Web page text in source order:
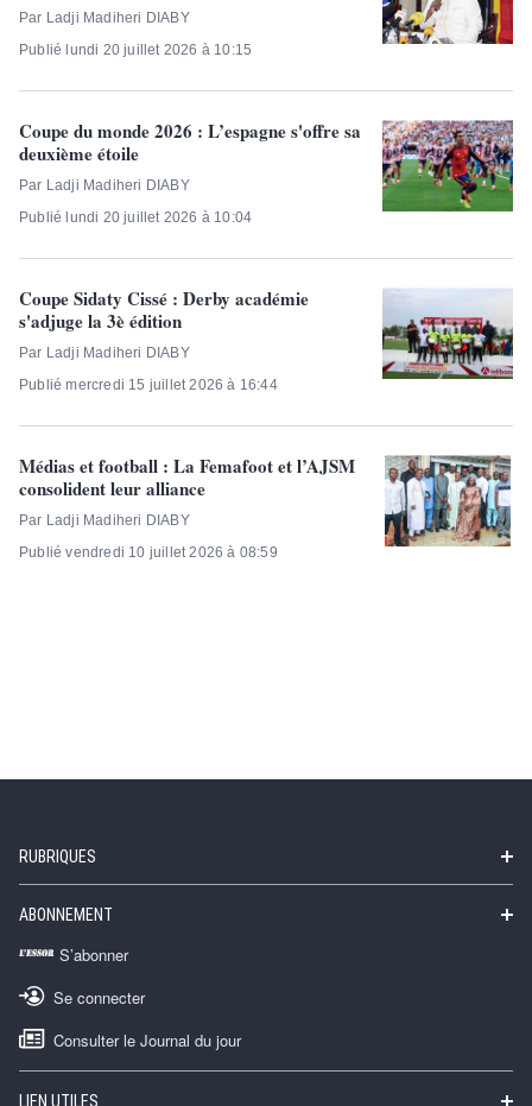
Par Ladji Madiheri DIABY
Publié lundi 20 juillet 2026 à 10:15
Coupe du monde 2026 : L’espagne s'offre sa
deuxième étoile
Par Ladji Madiheri DIABY
Publié lundi 20 juillet 2026 à 10:04
Coupe Sidaty Cissé : Derby académie
s'adjuge la 3è édition
Par Ladji Madiheri DIABY
Publié mercredi 15 juillet 2026 à 16:44
Médias et football : La Femafoot et l’AJSM
consolident leur alliance
Par Ladji Madiheri DIABY
Publié vendredi 10 juillet 2026 à 08:59
RUBRIQUES
ABONNEMENT
S’abonner
Se connecter
Consulter le Journal du jour
LIEN UTILES